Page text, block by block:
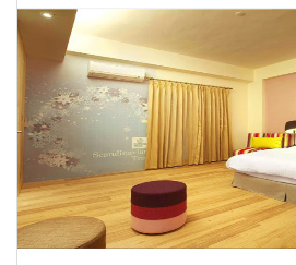
單
Line
線
上
服